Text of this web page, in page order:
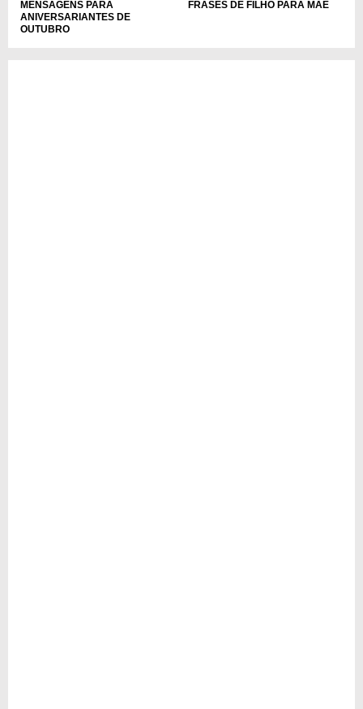
MENSAGENS PARA
ANIVERSARIANTES DE
OUTUBRO
FRASES DE FILHO PARA MÃE